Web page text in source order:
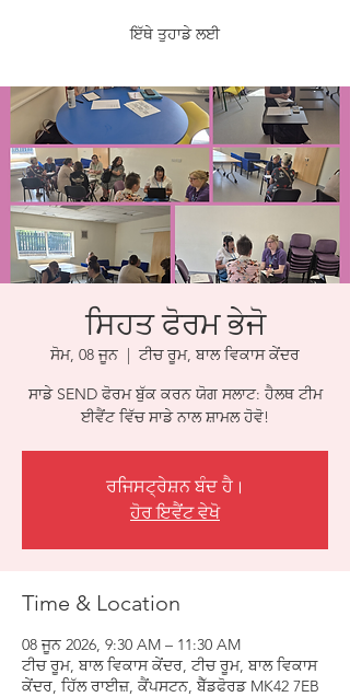
ਇੱਥੇ ਤੁਹਾਡੇ ਲਈ
ਸਿਹਤ ਫੋਰਮ ਭੇਜੋ
ਸੋਮ, 08 ਜੂਨ
  |
ਟੀਚ ਰੂਮ, ਬਾਲ ਵਿਕਾਸ ਕੇਂਦਰ
ਸਾਡੇ SEND ਫੋਰਮ ਬੁੱਕ ਕਰਨ ਯੋਗ ਸਲਾਟ: ਹੈਲਥ ਟੀਮ
ਰਜਿਸਟ੍ਰੇਸ਼ਨ ਬੰਦ ਹੈ।
ਹੋਰ ਇਵੈਂਟ ਵੇਖੋ
Time & Location
08 ਜੂਨ 2026, 9:30 AM – 11:30 AM
ਟੀਚ ਰੂਮ, ਬਾਲ ਵਿਕਾਸ ਕੇਂਦਰ, ਟੀਚ ਰੂਮ, ਬਾਲ ਵਿਕਾਸ
ਕੇਂਦਰ, ਹਿੱਲ ਰਾਈਜ਼, ਕੈਂਪਸਟਨ, ਬੈੱਡਫੋਰਡ MK42 7EB